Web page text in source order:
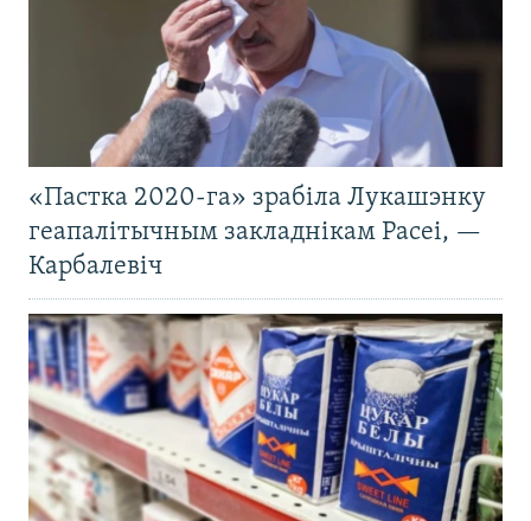
«Пастка 2020-га» зрабіла Лукашэнку
геапалітычным закладнікам Расеі, —
Карбалевіч